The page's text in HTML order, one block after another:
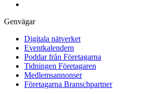
Genvägar
Digitala nätverket
Eventkalendern
Poddar från Företagarna
Tidningen Företagaren
Medlemsannonser
Företagarna Branschpartner